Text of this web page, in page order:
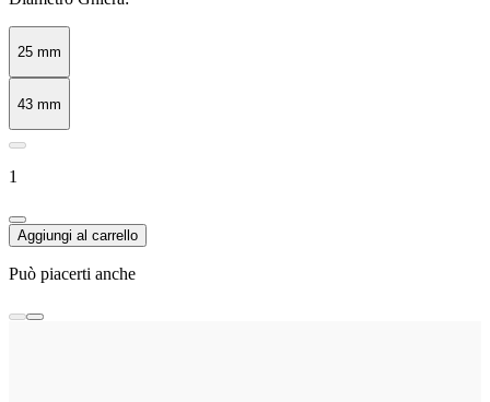
25 mm
43 mm
1
Aggiungi al carrello
Può piacerti anche